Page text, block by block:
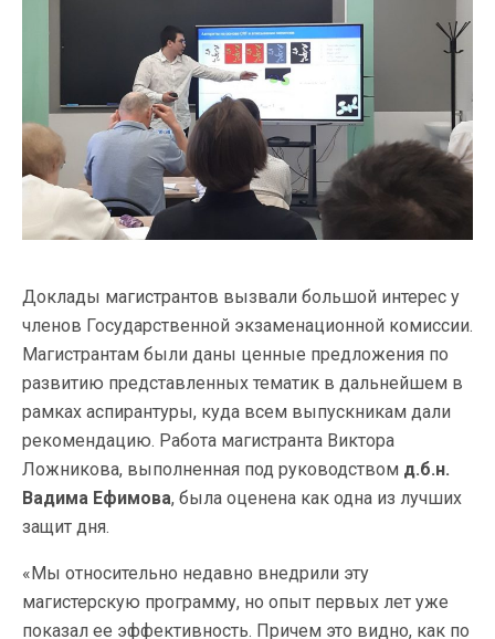
Доклады магистрантов вызвали большой интерес у
членов Государственной экзаменационной комиссии.
Магистрантам были даны ценные предложения по
развитию представленных тематик в дальнейшем в
рамках аспирантуры, куда всем выпускникам дали
рекомендацию. Работа магистранта Виктора
Ложникова, выполненная под руководством д.б.н.
Вадима Ефимова, была оценена как одна из лучших
защит дня.
«Мы относительно недавно внедрили эту
магистерскую программу, но опыт первых лет уже
показал ее эффективность. Причем это видно, как по